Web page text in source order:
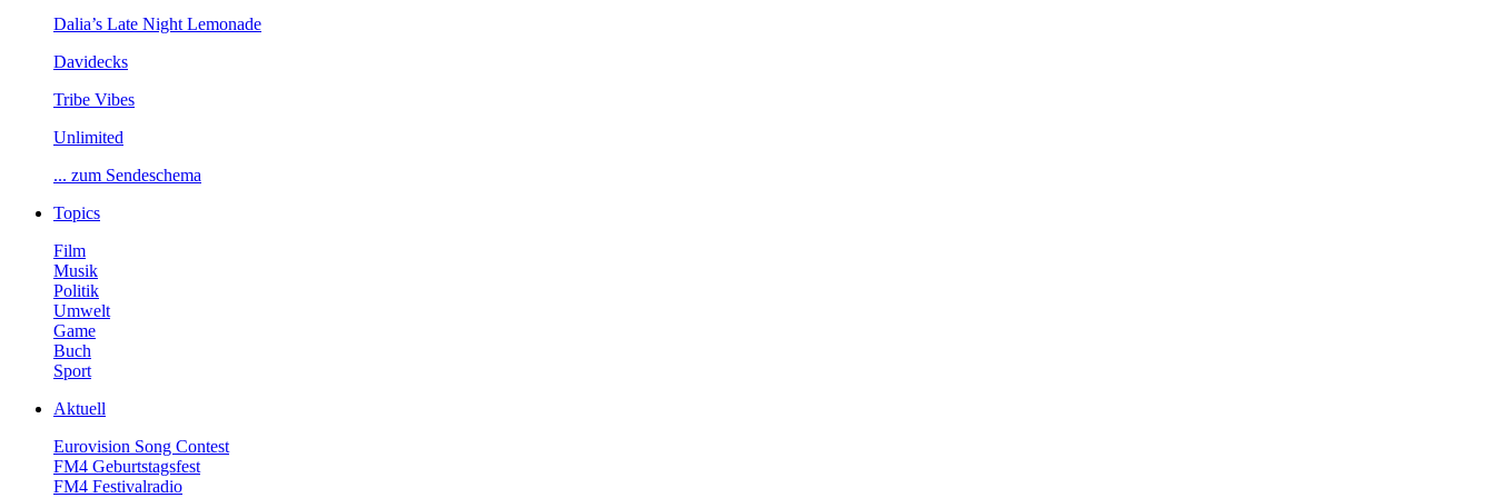
Dalia’sLateNightLemonade
Davidecks
TribeVibes
Unlimited
...zumSendeschema
Topics
Film
Musik
Politik
Umwelt
Game
Buch
Sport
Aktuell
EurovisionSongContest
FM4Geburtstagsfest
FM4Festivalradio